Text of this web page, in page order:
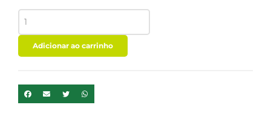
SELVAGEM
100%
PURO
COLOR
200g
quantidade
Adicionar ao carrinho